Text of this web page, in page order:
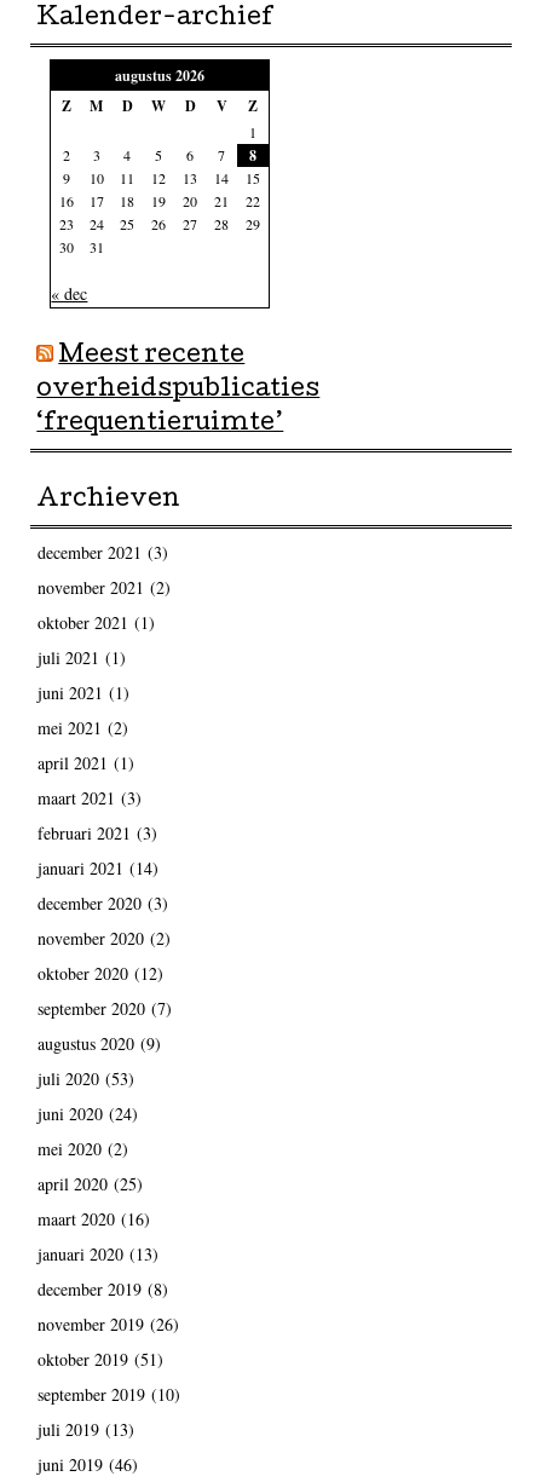
Kalender-archief
augustus 2026
Z
M D W D V Z
1
2
3 4 5 6 7 8
9 10 11 12 13 14
15
16
17 18 19 20 21
22
23
24 25 26 27 28
29
30
31
« dec
Meest recente
overheidspublicaties
‘frequentieruimte’
Archieven
december 2021 (3)
november 2021 (2)
oktober 2021 (1)
juli 2021 (1)
juni 2021 (1)
mei 2021 (2)
april 2021 (1)
maart 2021 (3)
februari 2021 (3)
januari 2021 (14)
december 2020(3)
november 2020(2)
oktober 2020(12)
september 2020(7)
augustus 2020(9)
juli 2020(53)
juni 2020(24)
mei 2020(2)
april 2020(25)
maart 2020(16)
januari 2020(13)
december 2019(8)
november 2019(26)
oktober 2019(51)
september 2019(10)
juli 2019(13)
juni 2019(46)